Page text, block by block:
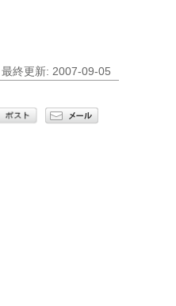
最終更新: 2007-09-05